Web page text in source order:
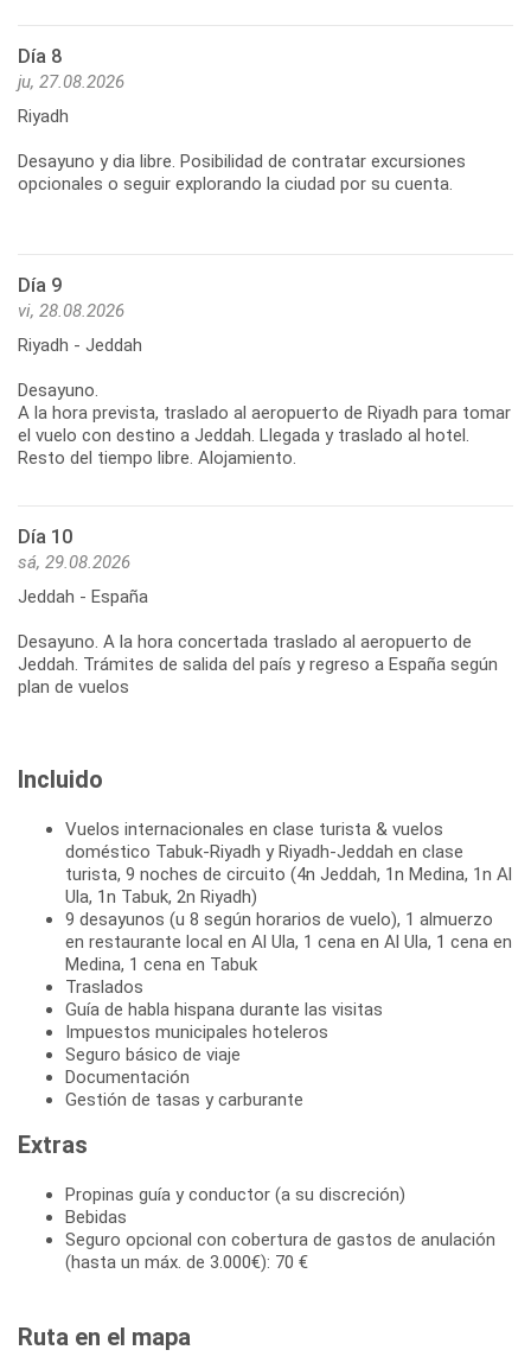
Día 8
ju, 27.08.2026
Riyadh
Desayuno y dia libre. Posibilidad de contratar excursiones
opcionales o seguir explorando la ciudad por su cuenta.
Día 9
vi, 28.08.2026
Riyadh - Jeddah
Desayuno.
A la hora prevista, traslado al aeropuerto de Riyadh para tomar
el vuelo con destino a Jeddah. Llegada y traslado al hotel.
Resto del tiempo libre. Alojamiento.
Día 10
sá, 29.08.2026
Jeddah - España
Desayuno. A la hora concertada traslado al aeropuerto de
Jeddah. Trámites de salida del país y regreso a España según
Incluido
Vuelos internacionales en clase turista & vuelos
doméstico Tabuk-Riyadh y Riyadh-Jeddah en clase
turista, 9 noches de circuito (4n Jeddah, 1n Medina, 1n Al
Ula, 1n Tabuk, 2n Riyadh)
9 desayunos (u 8 según horarios de vuelo), 1 almuerzo
en restaurante local en Al Ula, 1 cena en Al Ula, 1 cena en
Medina, 1 cena en Tabuk
Traslados
Guía de habla hispana durante las visitas
Impuestos municipales hoteleros
Seguro básico de viaje
Documentación
Gestión de tasas y carburante
Extras
Propinas guía y conductor (a su discreción)
Bebidas
Seguro opcional con cobertura de gastos de anulación
(hasta un máx. de 3.000€): 70 €
Ruta en el mapa